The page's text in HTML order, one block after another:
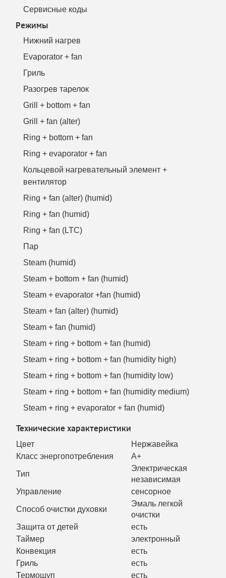
Сервисные коды
Режимы
Нижний нагрев
Evaporator + fan
Гриль
Разогрев тарелок
Grill + bottom + fan
Grill + fan (alter)
Ring + bottom + fan
Ring + evaporator + fan
Кольцевой нагревательный элемент +
вентилятор
Ring + fan (alter) (humid)
Ring + fan (humid)
Ring + fan (LTC)
Пар
Steam (humid)
Steam + bottom + fan (humid)
Steam + evaporator +fan (humid)
Steam + fan (alter) (humid)
Steam + fan (humid)
Steam + ring + bottom + fan (humid)
Steam + ring + bottom + fan (humidity high)
Steam + ring + bottom + fan (humidity low)
Steam + ring + bottom + fan (humidity medium)
Steam + ring + evaporator + fan (humid)
Технические характеристики
Цвет
Нержавейка
Класс энергопотребления
А+
Тип
Электрическая
независимая
Управление
сенсорное
Способ очистки духовки
Эмаль легкой
очистки
Защита от детей
есть
Таймер
электронный
Конвекция
есть
Гриль
есть
Термощуп
есть